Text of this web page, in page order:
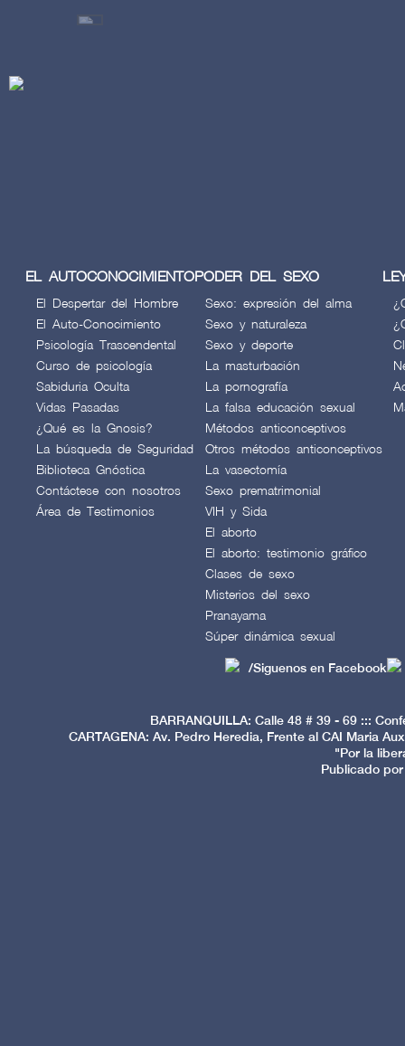
EL AUTOCONOCIMIENTO
El Despertar del Hombre
El Auto-Conocimiento
Psicología Trascendental
Curso de psicología
Sabiduria Oculta
Vidas Pasadas
¿Qué es la Gnosis?
La búsqueda de Seguridad
Biblioteca Gnóstica
Contáctese con nosotros
Área de Testimonios
PODER DEL SEXO
Sexo: expresión del alma
Sexo y naturaleza
Sexo y deporte
La masturbación
La pornografía
La falsa educación sexual
Métodos anticonceptivos
Otros métodos anticonceptivos
La vasectomía
Sexo prematrimonial
VIH y Sida
El aborto
El aborto: testimonio gráfico
Clases de sexo
Misterios del sexo
Pranayama
Súper dinámica sexual
/Siguenos en Facebook
BARRANQUILLA: Calle 48 # 39 - 69 :::
CARTAGENA: Av. Pedro Heredia, Frente al CAI Maria
"Por la
Publicado